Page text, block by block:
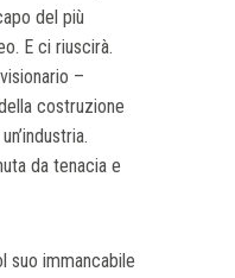
del più
E ci riuscirà.
–
costruzione
da tenacia e
suo immancabile